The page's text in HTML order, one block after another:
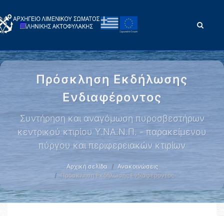
Πρόσκληση Εκδήλωσης
Ενδιαφέροντος
Συντήρηση και αναγόμωση πυροσβεστήρων
κεντρικού κτιρίου Υ.ΝΑ.Ν.Π. - παρακείμενου
πύργου και περιφερειακών κτιρίων
Αρχική σελίδα
Ανακοινώσεις
Πρόσκληση Εκδήλωσης Ενδιαφέροντος